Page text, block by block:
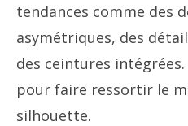
tendances comme des
asymétriques, des
des ceintures
pour faire ressortir le
silhouette.